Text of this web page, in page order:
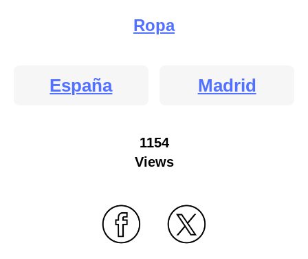
Ropa
España Madrid
1154
Views